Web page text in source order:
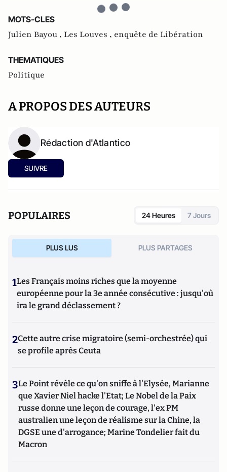
MOTS-CLES
Julien Bayou , Les Louves , enquête de Libération
THEMATIQUES
Politique
A PROPOS DES AUTEURS
Rédaction d'Atlantico
SUIVRE
POPULAIRES 24 Heures 7 Jours
PLUS LUS PLUS PARTAGES
1Les Français moins riches que la moyenne
européenne pour la 3e année consécutive : jusqu'où
ira le grand déclassement ?
2Cette autre crise migratoire (semi-orchestrée) qui
se profile après Ceuta
3Le Point révèle ce qu'on sniffe à l'Elysée, Marianne
que Xavier Niel hacke l'Etat; Le Nobel de la Paix
russe donne une leçon de courage, l'ex PM
australien une leçon de réalisme sur la Chine, la
DGSE une d'arrogance; Marine Tondelier fait du
Macron